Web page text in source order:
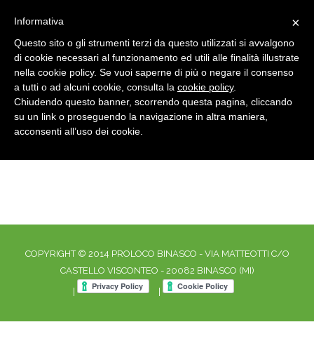
IMG_1528 Home IMG_1528
COPYRIGHT © 2014 PROLOCO BINASCO - VIA MATTEOTTI C/O
CASTELLO VISCONTEO - 20082 BINASCO (MI)
×
Informativa
Questo sito o gli strumenti terzi da questo utilizzati si avvalgono
di cookie necessari al funzionamento ed utili alle finalità illustrate
nella cookie policy. Se vuoi saperne di più o negare il consenso
a tutti o ad alcuni cookie, consulta la cookie policy.
Chiudendo questo banner, scorrendo questa pagina, cliccando
su un link o proseguendo la navigazione in altra maniera,
acconsenti all’uso dei cookie.